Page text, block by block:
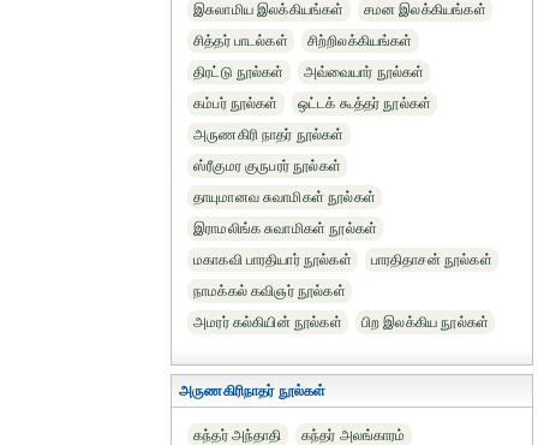
இசுலாமிய இலக்கியங்கள்
சமன இலக்கியங்கள்
சித்தர் பாடல்கள்
சிற்றிலக்கியங்கள்
திரட்டு நூல்கள்
அவ்வையார் நூல்கள்
கம்பர் நூல்கள்
ஒட்டக் கூத்தர் நூல்கள்
அருணகிரி நாதர் நூல்கள்
ஸ்ரீகுமர குருபரர் நூல்கள்
தாயுமானவ சுவாமிகள் நூல்கள்
இராமலிங்க சுவாமிகள் நூல்கள்
மகாகவி பாரதியார் நூல்கள்
பாரதிதாசன் நூல்கள்
நாமக்கல் கவிஞர் நூல்கள்
அமரர் கல்கியின் நூல்கள்
பிற இலக்கிய நூல்கள்
அருணகிரிநாதர் நூல்கள்
கந்தர் அந்தாதி
கந்தர் அலங்காரம்